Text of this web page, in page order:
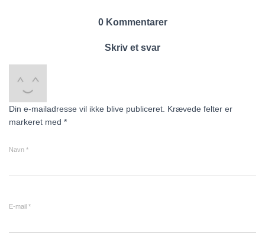
0 Kommentarer
Skriv et svar
Din e-mailadresse vil ikke blive publiceret. Krævede felter er
markeret med *
Navn *
E-mail *